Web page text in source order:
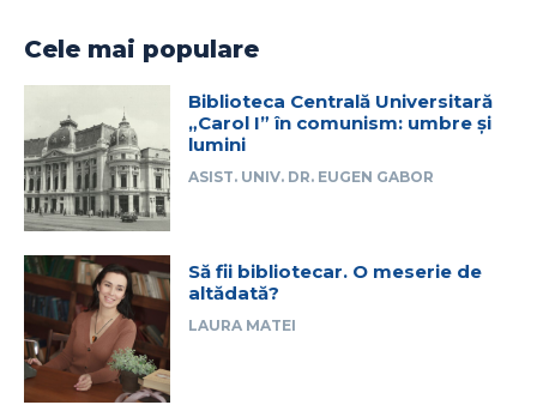
Cele mai populare
Biblioteca Centrală Universitară
„Carol I” în comunism: umbre și
lumini
ASIST. UNIV. DR. EUGEN GABOR
Să fii bibliotecar. O meserie de
altădată?
LAURA MATEI